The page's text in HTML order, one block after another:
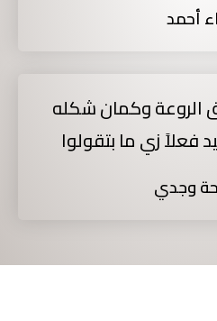
أحمد
الروعة وكمان شكله
فعلاً زي ما بتقولوا
وجدي